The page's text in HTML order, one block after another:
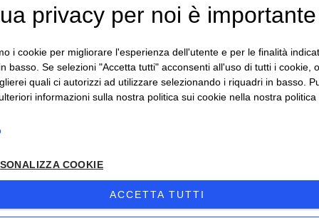
Orologeria
Quadri stampe
Strumenti musicali e accessori
Tappeti e tessuti
Veicoli d'epoca
DEFAULT LANGUAGE
ITALIAN
privacy per noi è importante
i cookie per migliorare l'esperienza dell'utente e per le finalità
basso. Se selezioni "Accetta tutti" acconsenti all'uso di tutti i cookie,
quali ci autorizzi ad utilizzare selezionando i riquadri in basso.
informazioni sulla nostra politica sui cookie nella nostra politica
COOKIE
ACCETTA TUTTI